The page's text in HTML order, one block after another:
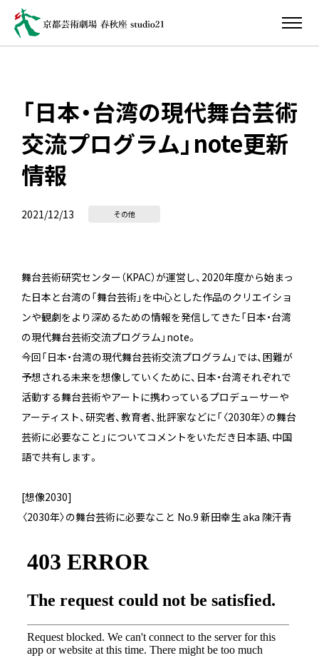
「日本・台湾の現代舞台芸術
交流プログラム」note更新
情報
2021/12/13 その他
舞台芸術研究センター（KPAC）が運営し、2020年度から始まっ
た日本と台湾の「舞台芸術」を中心とした作品のクリエイショ
ンや観劇をより深めるための情報を発信してきた「日本・台湾
の現代舞台芸術交流プログラム」note。
今回「日本・台湾の現代舞台芸術交流プログラム」では、困難が
予想される未来を想像していくために、日本・台湾それぞれで
活動する舞台芸術やアートに携わっているプロデューサーや
アーティスト、研究者、教育者、批評家などに「〈2030年〉の舞台
芸術に必要なこと」についてコメントをいただき日本語、中国
語で共有します。
[想像2030]
〈2030年〉の舞台芸術に必要なこと No.9 新田幸生 aka 陳汗青